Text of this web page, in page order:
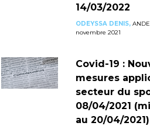
14/03/2022
ODEYSSA DENIS,
novembre 2021
Covid-19 :
mesures
secteur du
08/04/2021
au 20/04/2021)